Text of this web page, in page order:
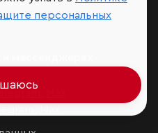
персональных